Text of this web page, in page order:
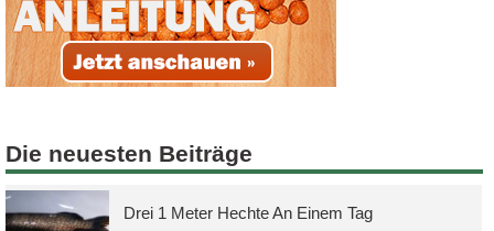
Die neuesten Beiträge
Drei 1 Meter Hechte An Einem Tag